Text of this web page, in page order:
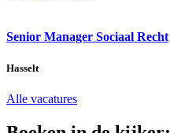
Senior Manager Sociaal Recht
Hasselt
Alle vacatures